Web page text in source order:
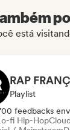
está
Playlist
feedbacks
fi Hip-Hop